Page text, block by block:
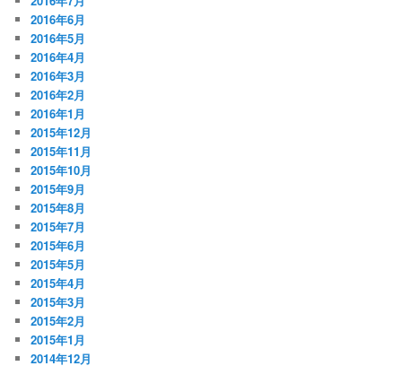
2016年6月
2016年5月
2016年4月
2016年3月
2016年2月
2016年1月
2015年12月
2015年11月
2015年10月
2015年9月
2015年8月
2015年7月
2015年6月
2015年5月
2015年4月
2015年3月
2015年2月
2015年1月
2014年12月